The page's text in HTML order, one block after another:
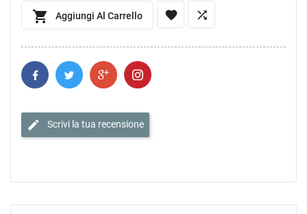
 Aggiungi Al Carrello  
edit Scrivi la tua recensione